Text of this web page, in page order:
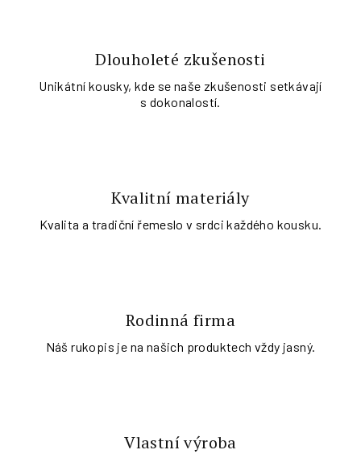
Dlouholeté zkušenosti
Unikátní kousky, kde se naše zkušenosti setkávají
s dokonalostí.
Kvalitní materiály
Kvalita a tradiční řemeslo v srdci každého kousku.
Rodinná firma
Náš rukopis je na našich produktech vždy jasný.
Vlastní výroba